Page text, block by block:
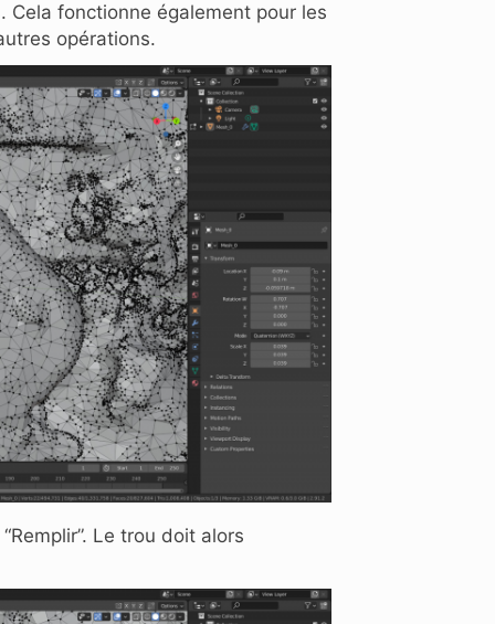
Cela fonctionne également pour les
opérations.
Le trou doit alors